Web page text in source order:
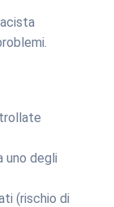
uno degli
(rischio di